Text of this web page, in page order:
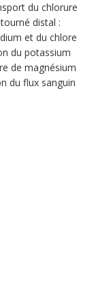
du chlorure
distal :
et du chlore
du potassium
de magnésium
du flux sanguin